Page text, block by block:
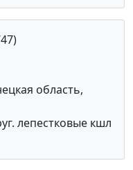
область,
лепестковые кшл